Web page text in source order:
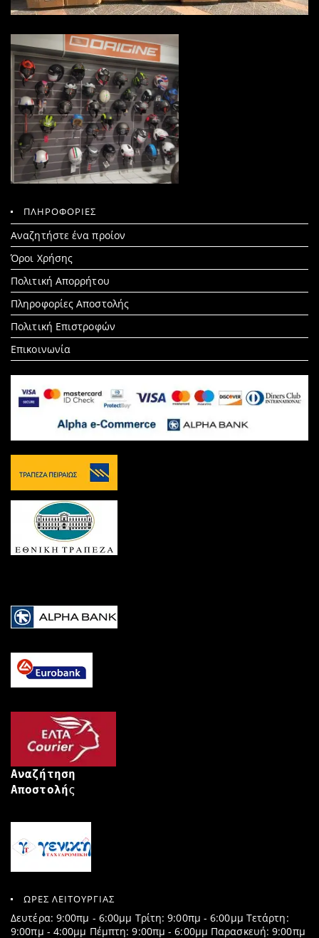
ΠΛΗΡΟΦΟΡΙΕΣ
Αναζητήστε ένα προίον
Search
for:
Όροι Χρήσης
Πολιτική Απορρήτου
Πληροφορίες Αποστολής
Πολιτική Επιστροφών
Επικοινωνία
Αναζήτηση
Αποστολής
ΩΡΕΣ ΛΕΙΤΟΥΡΓΙΑΣ
Δευτέρα: 9:00πμ - 6:00μμ Τρίτη: 9:00πμ - 6:00μμ Τετάρτη:
9:00πμ - 4:00μμ Πέμπτη: 9:00πμ - 6:00μμ Παρασκευή: 9:00πμ